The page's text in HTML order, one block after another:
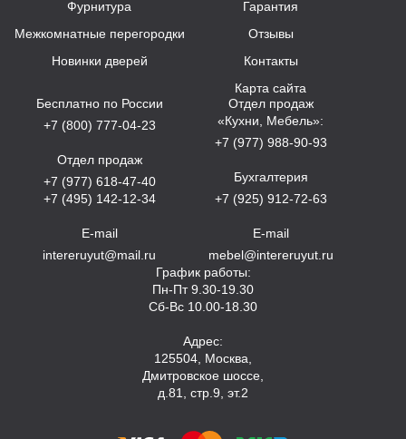
Фурнитура
Межкомнатные перегородки
Новинки дверей
Гарантия
Отзывы
Контакты
Карта сайта
Бесплатно по России
+7 (800) 777-04-23
Отдел продаж
+7 (977) 618-47-40
+7 (495) 142-12-34
E-mail
intereruyut@mail.ru
Отдел продаж
«Кухни, Мебель»:
+7 (977) 988-90-93
Бухгалтерия
+7 (925) 912-72-63
E-mail
mebel@intereruyut.ru
График работы:
Пн-Пт 9.30-19.30
Сб-Вс 10.00-18.30
Адрес:
125504, Москва,
Дмитровское шоссе,
д.81, стр.9, эт.2